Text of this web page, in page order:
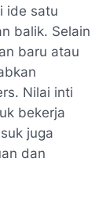
ide satu
balik. Selain
baru atau
Nilai inti
bekerja
juga
dan